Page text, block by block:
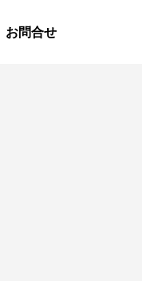
お問合せ